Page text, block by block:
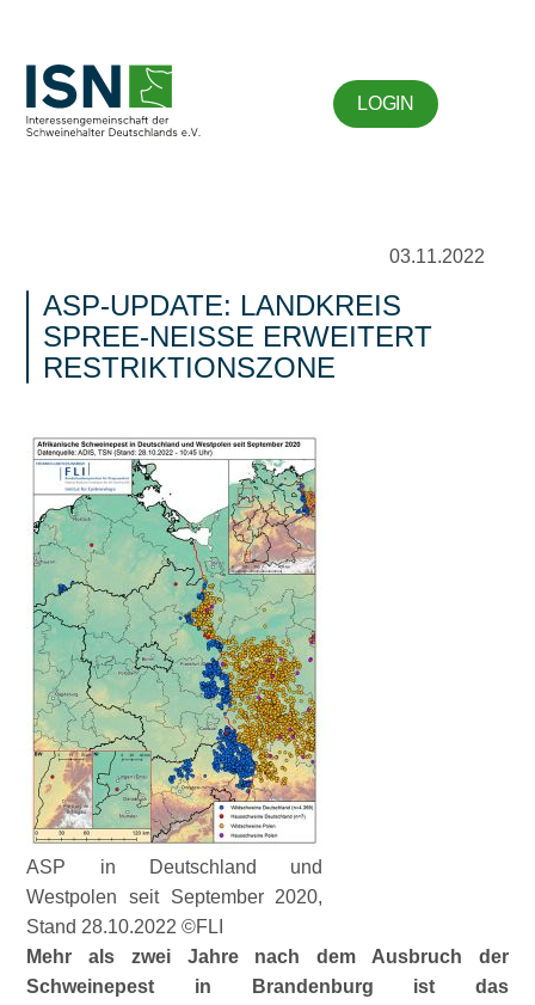
LOGIN
03.11.2022
ASP-UPDATE: LANDKREIS
SPREE-NEISSE ERWEITERT R
ESTRIKTIONSZONE
ASP in Deutschland und
Westpolen seit September 2020,
Stand 28.10.2022 ©FLI
Mehr als zwei Jahre nach dem Ausbruch der
Schweinepest in Brandenburg ist das